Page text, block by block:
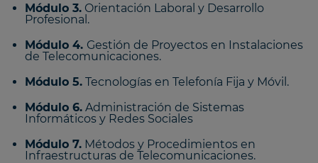
Módulo 3. Orientación Laboral y Desarrollo
Profesional.
Módulo 4. Gestión de Proyectos en Instalaciones
de Telecomunicaciones.
Módulo 5. Tecnologías en Telefonía Fija y Móvil.
Módulo 6. Administración de Sistemas
Informáticos y Redes Sociales
Módulo 7. Métodos y Procedimientos en
Infraestructuras de Telecomunicaciones.